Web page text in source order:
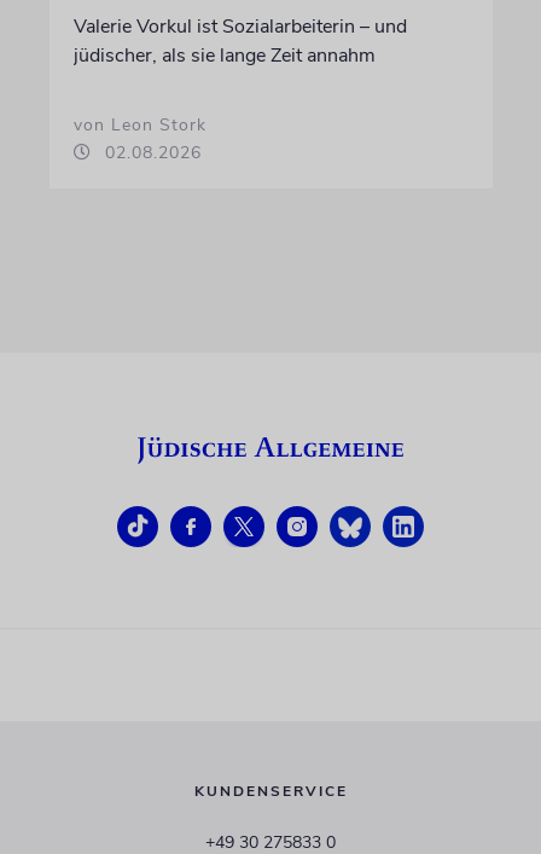
Valerie Vorkul ist Sozialarbeiterin – und
jüdischer, als sie lange Zeit annahm
von Leon Stork
02.08.2026
KUNDENSERVICE
+49 30 275833 0